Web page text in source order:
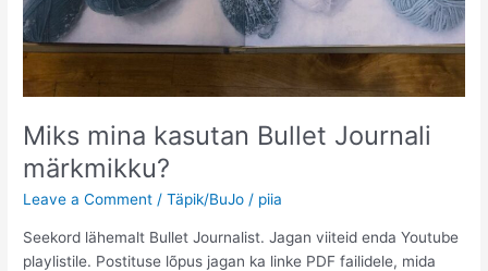
Miks mina kasutan Bullet Journali
märkmikku?
Leave a Comment /Täpik/BuJo / piia
Seekord lähemalt Bullet Journalist. Jagan viiteid enda Youtube
playlistile. Postituse lõpus jagan ka linke PDF failidele, mida